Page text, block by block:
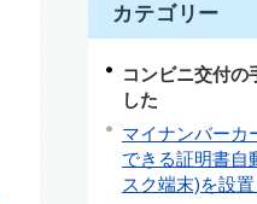
カテゴリー
コンビニ交付の
した
マイナンバーカ
できる証明書自
スク端末)を設